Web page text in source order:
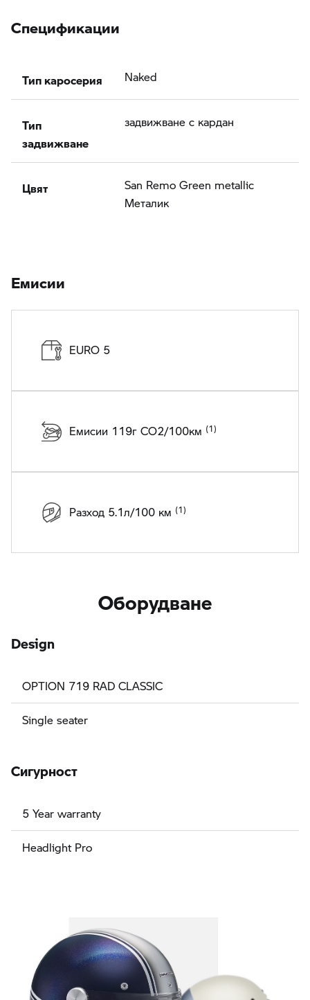
Спецификации
Тип каросерия Naked
Тип
задвижване
задвижване с кардан
Цвят
San Remo Green metallic
Meталик
Eмисии
EURO 5
Емисии 119г CO2/100км
Разход 5.1л/100 км
Оборудване
Design
OPTION 719 RAD CLASSIC
Single seater
Сигурност
5 Year warranty
Headlight Pro